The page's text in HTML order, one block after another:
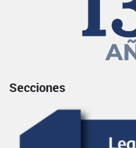
Secciones